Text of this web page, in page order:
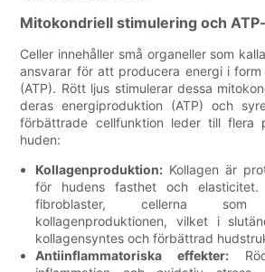
Mitokondriell stimulering och
Celler innehåller små organeller som
ansvarar för att producera energi i
(ATP). Rött ljus stimulerar dessa
deras energiproduktion (ATP) och
förbättrade cellfunktion leder till flera
huden:
Kollagenproduktion: Kollagen är
för hudens fasthet och
fibroblaster, cellerna
kollagenproduktionen, vilket i
kollagensyntes och förbättrad
Antiinflammatoriska effekter: